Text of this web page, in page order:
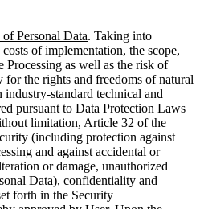
Personal Data. Taking into
of implementation, the scope,
Processing as well as the risk of
the rights and freedoms of natural
standard technical and
pursuant to Data Protection Laws
limitation, Article 32 of the
(including protection against
and against accidental or
or damage, unauthorized
Data), confidentiality and
forth in the Security